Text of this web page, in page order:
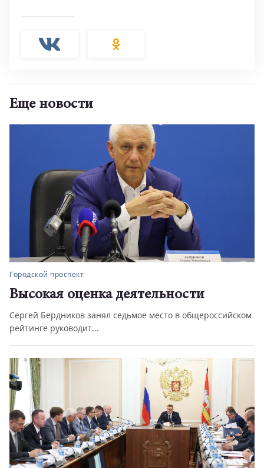
Еще новости
Городской проспект
Высокая оценка деятельности
Сергей Бердников занял седьмое место в общероссийском
рейтинге руководит...